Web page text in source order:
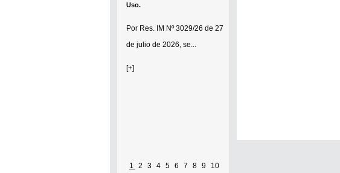
Uso.
Por Res. IM Nº 3029/26 de 27
de julio de 2026, se...
[+]
1 2 3 4 5 6 7 8 9 10